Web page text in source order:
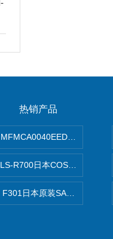
热销产品
MFMCA0040EED-H日本
LS-R700日本COSMO科斯莫
F301日本原装SANAI三爱旋